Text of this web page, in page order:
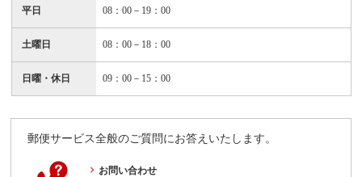
平日 08：00－19：00
土曜日 08：00－18：00
日曜・休日 09：00－15：00
郵便サービス全般のご質問にお答えいたします。
お問い合わせ